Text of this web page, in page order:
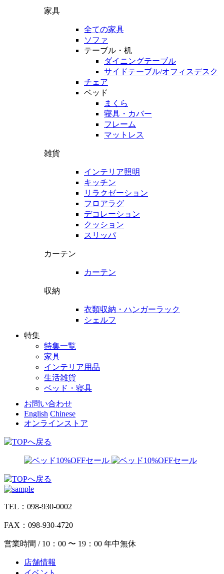
家具
全ての家具
ソファ
テーブル・机
ダイニングテーブル
サイドテーブル/オフィスデスク
チェア
ベッド
まくら
寝具・カバー
フレーム
マットレス
雑貨
インテリア照明
キッチン
リラクゼーション
フロアラグ
デコレーション
クッション
スリッパ
カーテン
カーテン
収納
衣類収納・ハンガーラック
シェルフ
特集
特集一覧
家具
インテリア用品
生活雑貨
ベッド・寝具
お問い合わせ
English Chinese
オンラインストア
TEL：098-930-0002
FAX：098-930-4720
営業時間 / 10：00 〜 19：00 年中無休
店舗情報